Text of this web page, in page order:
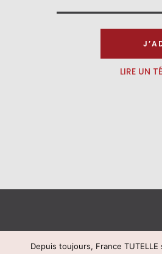
LIRE UN
Depuis toujours, France